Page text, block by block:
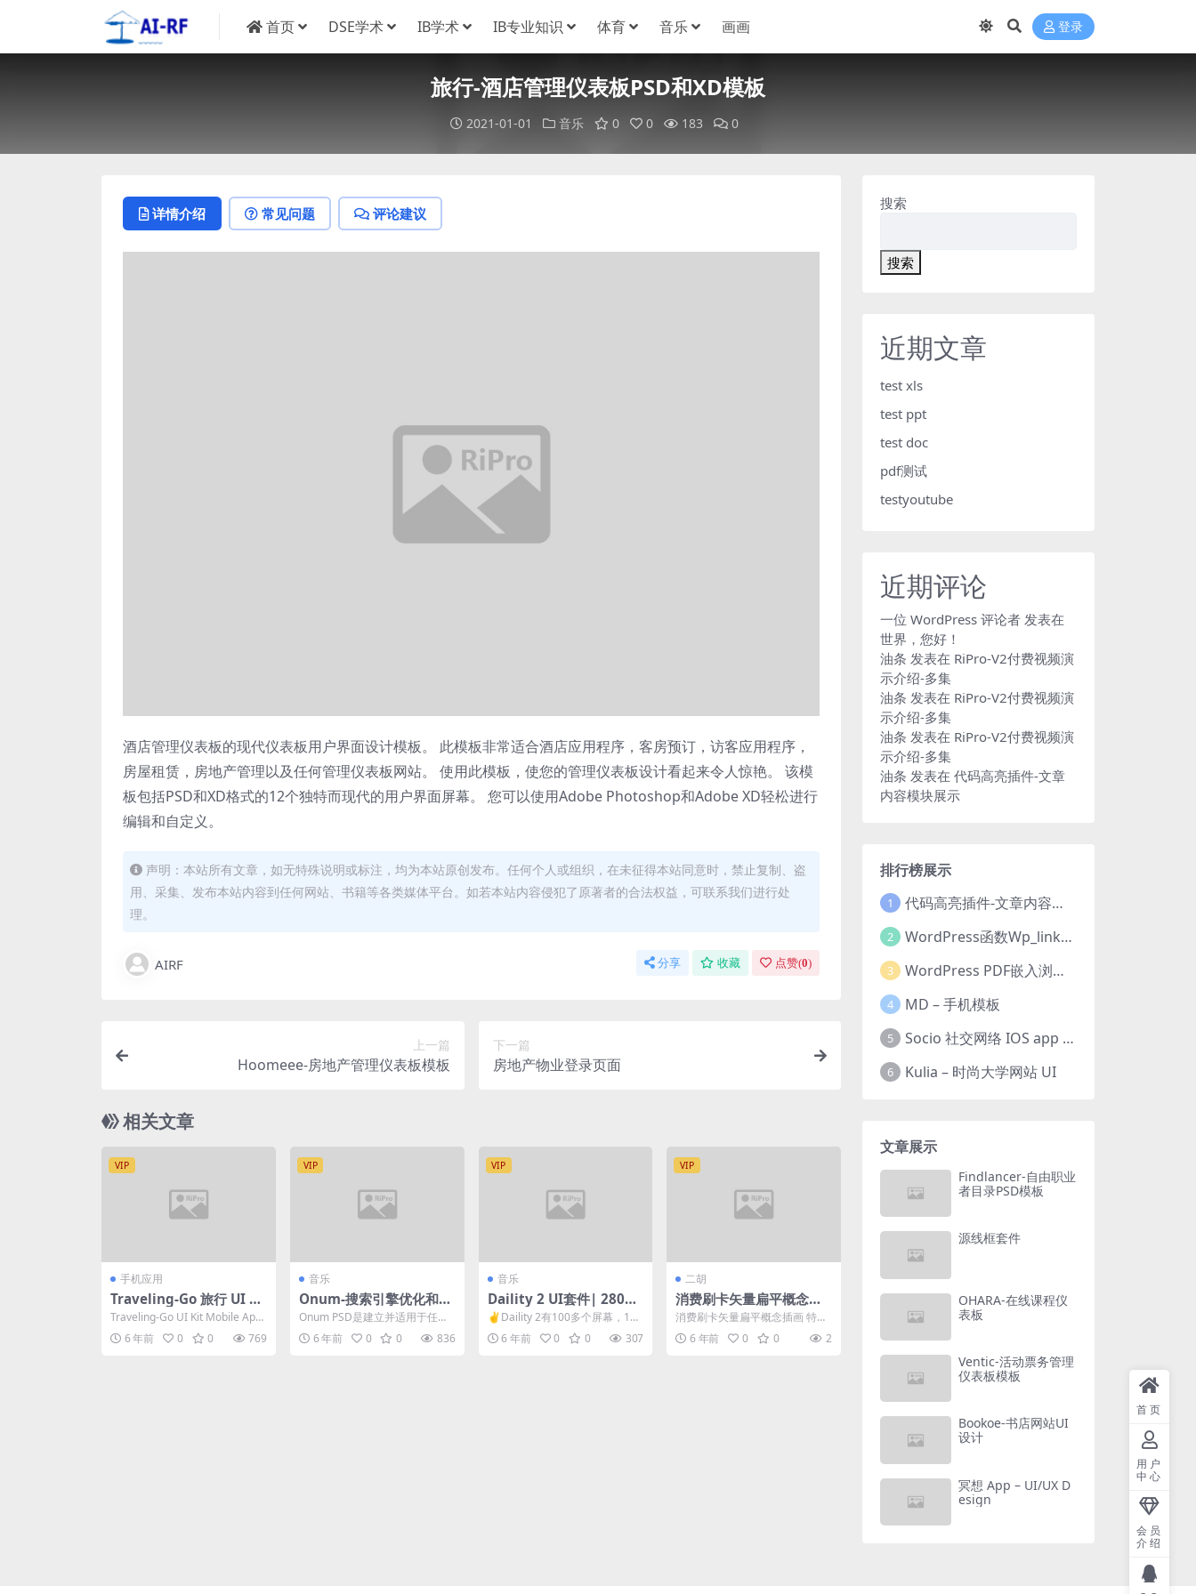
首页 DSE学术 IB学术 IB专业知识 体育 音乐 画画 登录
旅行-酒店管理仪表板PSD和XD模板
2021-01-01 音乐 0 0 183 0
详情介绍 常见问题 评论建议
酒店管理仪表板的现代仪表板用户界面设计模板。 此模板非常适合酒店应用程序，客房预订，访客应用程序，
房屋租赁，房地产管理以及任何管理仪表板网站。 使用此模板，使您的管理仪表板设计看起来令人惊艳。 该模
板包括PSD和XD格式的12个独特而现代的用户界面屏幕。 您可以使用Adobe Photoshop和Adobe XD轻松进行
编辑和自定义。
声明：本站所有文章，如无特殊说明或标注，均为本站原创发布。任何个人或组织，在未征得本站同意时，禁止复制、盗
用、采集、发布本站内容到任何网站、书籍等各类媒体平台。如若本站内容侵犯了原著者的合法权益，可联系我们进行处
理。
AIRF 分享 收藏 点赞(0)
上一篇
Hoomeee-房地产管理仪表板模板
下一篇
房地产物业登录页面
相关文章
VIP
手机应用
Traveling-Go 旅行 UI Ki
t
Traveling-Go UI Kit Mobile Ap
p 旅行移动UI ，支...
6 年前 0 0 769
VIP
音乐
Onum-搜索引擎优化和营
销PSD模板
Onum PSD是建立并适用于任何
业务运营的搜索引擎优化和数字
营销公司和那些提供...
6 年前 0 0 836
VIP
音乐
Daility 2 UI套件| 280
+艺术板
✌️Daility 2有100多个屏幕，140
多个i...
6 年前 0 0 307
VIP
二胡
消费刷卡矢量扁平概念插
画
消费刷卡矢量扁平概念插画 特点
Adobe Illustrator & ...
6 年前 0 0 2
搜索
搜索
近期文章
test xls
test ppt
test doc
pdf测试
testyoutube
近期评论
一位 WordPress 评论者 发表在
世界，您好！
油条 发表在 RiPro-V2付费视频演
示介绍-多集
油条 发表在 RiPro-V2付费视频演
示介绍-多集
油条 发表在 RiPro-V2付费视频演
示介绍-多集
油条 发表在 代码高亮插件-文章
内容模块展示
排行榜展示
1 代码高亮插件-文章内容模块展示
2 WordPress函数Wp_link_pages教程实现文章内容分页
3 WordPress PDF嵌入浏览器插件
4 MD – 手机模板
5 Socio 社交网络 IOS app ui kit
6 Kulia – 时尚大学网站 UI
文章展示
Findlancer-自由职业
者目录PSD模板
源线框套件
OHARA-在线课程仪
表板
Ventic-活动票务管理
仪表板模板
Bookoe-书店网站UI
设计
冥想 App – UI/UX D
esign
首页
用户
中心
会员
介绍